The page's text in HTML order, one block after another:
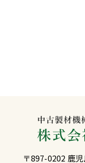
〒897-0202 鹿